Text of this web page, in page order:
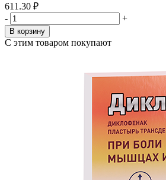
611.30 ₽
-
+
В корзину
С этим товаром покупают